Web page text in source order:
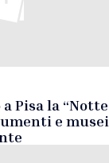
Pisa la “Notte
e musei